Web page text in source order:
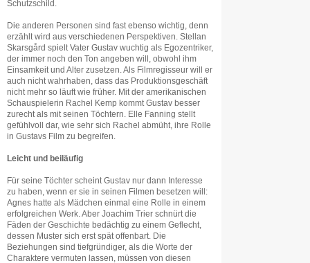
Schutzschild.
Die anderen Personen sind fast ebenso wichtig, denn
erzählt wird aus verschiedenen Perspektiven. Stellan
Skarsgård spielt Vater Gustav wuchtig als Egozentriker,
der immer noch den Ton angeben will, obwohl ihm
Einsamkeit und Alter zusetzen. Als Filmregisseur will er
auch nicht wahrhaben, dass das Produktionsgeschäft
nicht mehr so läuft wie früher. Mit der amerikanischen
Schauspielerin Rachel Kemp kommt Gustav besser
zurecht als mit seinen Töchtern. Elle Fanning stellt
gefühlvoll dar, wie sehr sich Rachel abmüht, ihre Rolle
in Gustavs Film zu begreifen.
Leicht und beiläufig
Für seine Töchter scheint Gustav nur dann Interesse
zu haben, wenn er sie in seinen Filmen besetzen will:
Agnes hatte als Mädchen einmal eine Rolle in einem
erfolgreichen Werk. Aber Joachim Trier schnürt die
Fäden der Geschichte bedächtig zu einem Geflecht,
dessen Muster sich erst spät offenbart. Die
Beziehungen sind tiefgründiger, als die Worte der
Charaktere vermuten lassen, müssen von diesen